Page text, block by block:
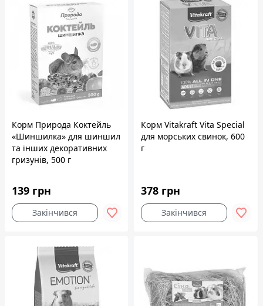
Корм Природа Коктейль
«Шиншилка» для шиншил
та інших декоративних
гризунів, 500 г
139 грн
Закінчився
Корм Vitakraft Vita Special
для морських свинок, 600
г
378 грн
Закінчився